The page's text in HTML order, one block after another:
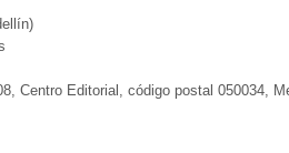
Centro Editorial, código postal 050034,